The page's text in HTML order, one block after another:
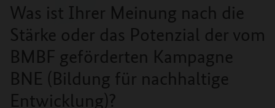
Was ist Ihrer Meinung nach die
Stärke oder das Potenzial der vom
BMBF geförderten Kampagne
BNE (Bildung für nachhaltige
Entwicklung)?